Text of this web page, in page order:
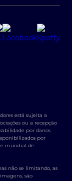
está sujeita a
ou a recepção
por danos
por
mundial de
não se limitando, as
são